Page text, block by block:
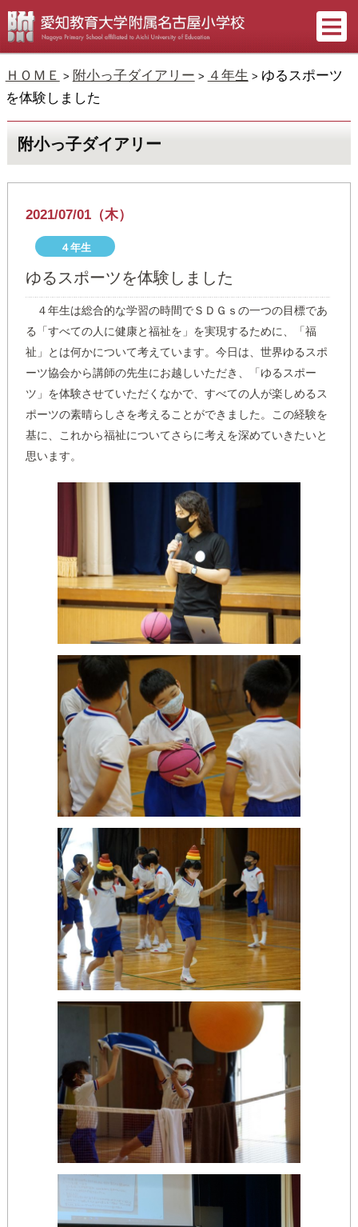
ＨＯＭＥ > 附小っ子ダイアリー > ４年生 > ゆるスポーツ
を体験しました
附小っ子ダイアリー
2021/07/01（木）
４年生
ゆるスポーツを体験しました
４年生は総合的な学習の時間でＳＤＧｓの一つの目標であ
る「すべての人に健康と福祉を」を実現するために、「福
祉」とは何かについて考えています。今日は、世界ゆるスポ
ーツ協会から講師の先生にお越しいただき、「ゆるスポー
ツ」を体験させていただくなかで、すべての人が楽しめるス
ポーツの素晴らしさを考えることができました。この経験を
基に、これから福祉についてさらに考えを深めていきたいと
思います。